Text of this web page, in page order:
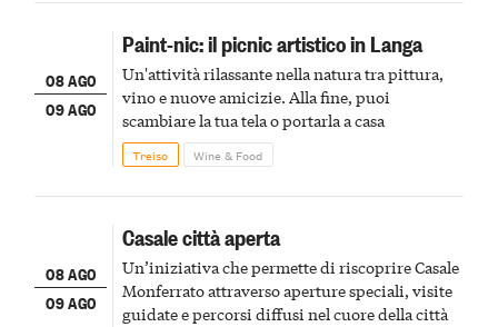
08 AGO
09 AGO
Paint-nic: il picnic artistico in Langa
Un'attività rilassante nella natura tra pittura,
vino e nuove amicizie. Alla fine, puoi
scambiare la tua tela o portarla a casa
Treiso Wine & Food
08 AGO
09 AGO
Casale città aperta
Un’iniziativa che permette di riscoprire Casale
Monferrato attraverso aperture speciali, visite
guidate e percorsi diffusi nel cuore della città